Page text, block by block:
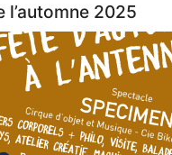
l’automne 2025